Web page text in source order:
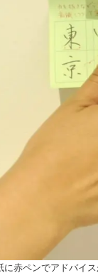
に赤ペンでアドバイ